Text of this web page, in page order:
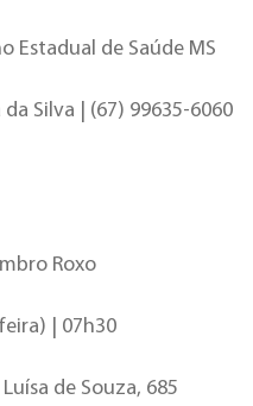
Estadual de Saúde MS
da Silva | (67) 99635-6060
Roxo
| 07h30
de Souza, 685